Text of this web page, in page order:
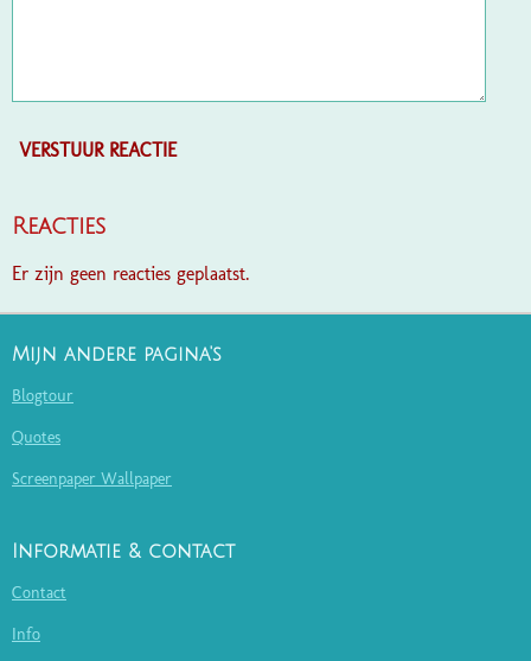
VERSTUUR REACTIE
Reacties
Er zijn geen reacties geplaatst.
Mijn andere pagina's
Blogtour
Quotes
Screenpaper Wallpaper
Informatie & contact
Contact
Info